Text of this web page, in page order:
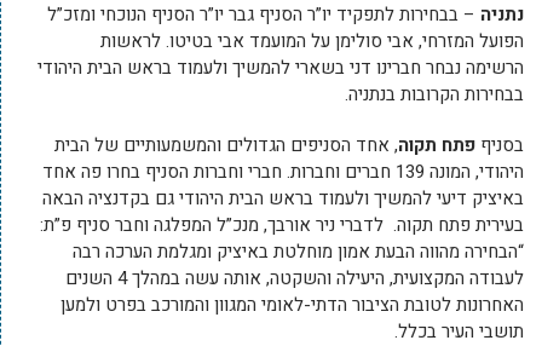
נתניה – בבחירות לתפקיד יו”ר הסניף גבר יו”ר הסניף הנוכחי ומזכ”ל
הפועל המזרחי, אבי סולימן על המועמד אבי בטיטו. לראשות
הרשימה נבחר חברינו דני בשארי להמשיך ולעמוד בראש הבית היהודי
בבחירות הקרובות בנתניה.
בסניף פתח תקוה, אחד הסניפים הגדולים והמשמעותיים של הבית
היהודי, המונה 139 חברים וחברות. חברי וחברות הסניף בחרו פה אחד
באיציק דיעי להמשיך ולעמוד בראש הבית היהודי גם בקדנציה הבאה
בעירית פתח תקוה. לדברי ניר אורבך, מנכ”ל המפלגה וחבר סניף פ”ת:
“הבחירה מהווה הבעת אמון מוחלטת באיציק ומגלמת הערכה רבה
לעבודה המקצועית, היעילה והשקטה, אותה עשה במהלך 4 השנים
האחרונות לטובת הציבור הדתי-לאומי המגוון והמורכב בפרט ולמען
תושבי העיר בכלל.